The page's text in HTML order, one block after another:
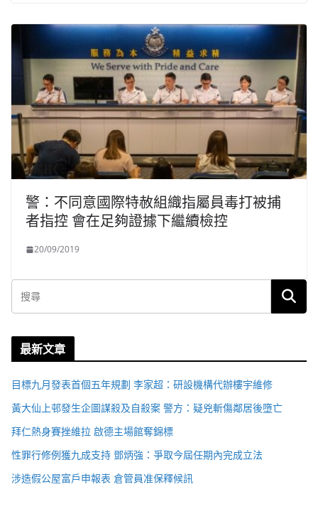
警：不同意國際特赦組織指屬員毒打被捕
者指控 會在足夠證據下繼續檢控
20/09/2019
最新文章
目標九月發表首個五年規劃 李家超：研設機構代辦樓宇維修
黃大仙上邨發生企圖謀殺及自殺案 警方：疑兇斬傷鄰居後墮亡
拜仁熱身賽挫維拉 啟德主場館奪錦標
性罪行修例獲九成支持 鄧炳強：爭取今屆任期內完成立法
涉造假公屋富戶申報表 倉管員准保釋候訊